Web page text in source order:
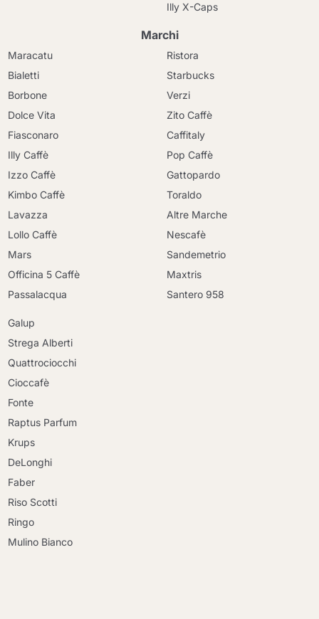
Illy X-Caps
Marchi
Maracatu
Bialetti
Borbone
Dolce Vita
Fiasconaro
Illy Caffè
Izzo Caffè
Kimbo Caffè
Lavazza
Lollo Caffè
Mars
Officina 5 Caffè
Passalacqua
Ristora
Starbucks
Verzi
Zito Caffè
Caffitaly
Pop Caffè
Gattopardo
Toraldo
Altre Marche
Nescafè
Sandemetrio
Maxtris
Santero 958
Galup
Strega Alberti
Quattrociocchi
Cioccafè
Fonte
Raptus Parfum
Krups
DeLonghi
Faber
Riso Scotti
Ringo
Mulino Bianco